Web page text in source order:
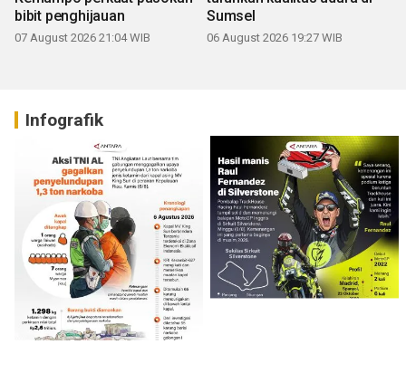
bibit penghijauan
07 August 2026 21:04 WIB
Sumsel
06 August 2026 19:27 WIB
Infografik